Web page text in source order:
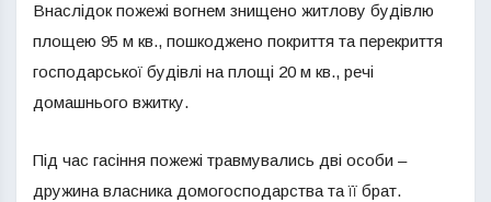
Внаслідок пожежі вогнем знищено житлову будівлю
площею 95 м кв., пошкоджено покриття та перекриття
господарської будівлі на площі 20 м кв., речі
домашнього вжитку.
Під час гасіння пожежі травмувались дві особи –
дружина власника домогосподарства та її брат.